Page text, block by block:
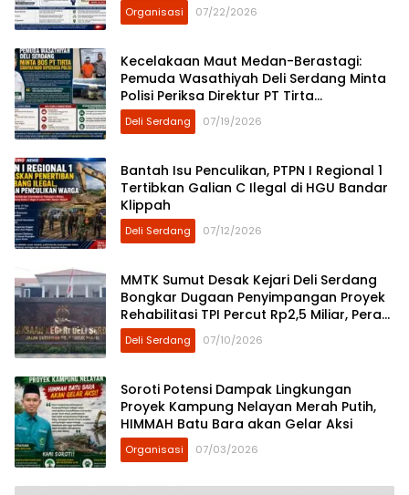
Organisasi 07/22/2026
Kecelakaan Maut Medan-Berastagi:
Pemuda Wasathiyah Deli Serdang Minta
Polisi Periksa Direktur PT Tirta
Sibayakindo
Deli Serdang 07/19/2026
Bantah Isu Penculikan, PTPN I Regional 1
Tertibkan Galian C Ilegal di HGU Bandar
Klippah
Deli Serdang 07/12/2026
MMTK Sumut Desak Kejari Deli Serdang
Bongkar Dugaan Penyimpangan Proyek
Rehabilitasi TPI Percut Rp2,5 Miliar, Peran
ASN Berinisial AS hingga Dugaan Pinjam
Bendera Disorot
Deli Serdang 07/10/2026
Soroti Potensi Dampak Lingkungan
Proyek Kampung Nelayan Merah Putih,
HIMMAH Batu Bara akan Gelar Aksi
Organisasi 07/03/2026